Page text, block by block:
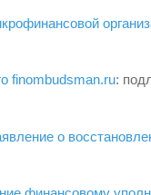
finombudsman.ru:
о